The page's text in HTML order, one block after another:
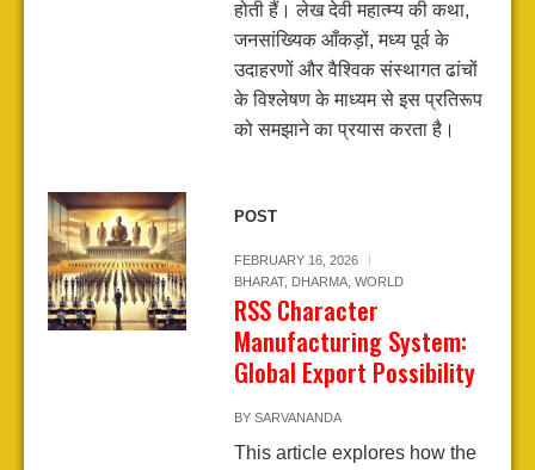
होती हैं। लेख देवी महात्म्य की कथा,
जनसांख्यिक आँकड़ों, मध्य पूर्व के
उदाहरणों और वैश्विक संस्थागत ढांचों
के विश्लेषण के माध्यम से इस प्रतिरूप
को समझाने का प्रयास करता है।
POST
FEBRUARY 16, 2026
BHARAT, DHARMA, WORLD
RSS Character
Manufacturing System:
Global Export Possibility
BY SARVANANDA
This article explores how the